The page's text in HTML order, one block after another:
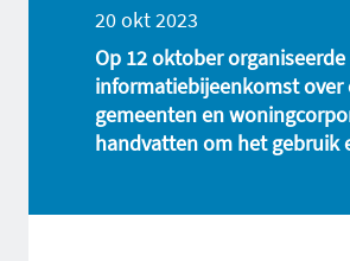
20 okt 2023
Op 12 oktober
informatiebijeenkomst over
gemeenten en
handvatten om het gebruik